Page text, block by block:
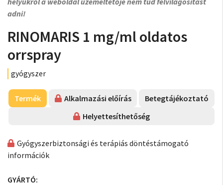
adni!
RINOMARIS 1 mg/ml oldatos
orrspray
gyógyszer
Termék Alkalmazási előírás
Betegtájékoztató
Helyettesíthetőség
Gyógyszerbiztonsági és terápiás döntéstámogató
információk
GYÁRTÓ: